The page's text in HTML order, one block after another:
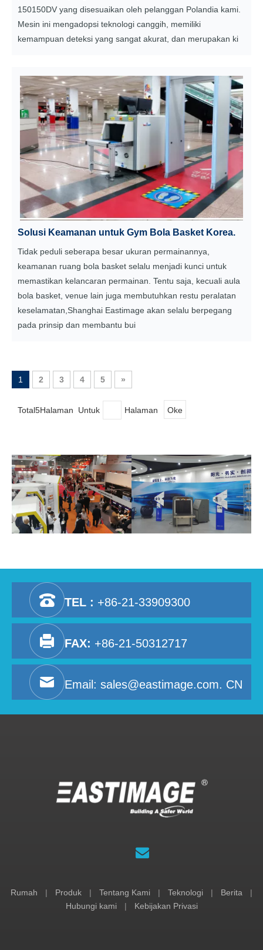
150150DV yang disesuaikan oleh pelanggan Polandia kami.
Mesin ini mengadopsi teknologi canggih, memiliki
kemampuan deteksi yang sangat akurat, dan merupakan ki
Solusi Keamanan untuk Gym Bola Basket Korea.
Tidak peduli seberapa besar ukuran permainannya,
keamanan ruang bola basket selalu menjadi kunci untuk
memastikan kelancaran permainan. Tentu saja, kecuali aula
bola basket, venue lain juga membutuhkan restu peralatan
keselamatan,Shanghai Eastimage akan selalu berpegang
pada prinsip dan membantu bui
1 2 3 4 5 »
Total5Halaman Untuk Halaman Oke
TEL : +86-21-33909300
FAX: +86-21-50312717
Email: sales@eastimage.com. CN
Rumah | Produk | Tentang Kami | Teknologi | Berita
|
Hubungi kami
| Kebijakan Privasi